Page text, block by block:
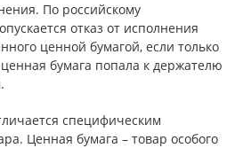
По российскому
отказ от исполнения
ценной бумагой, если только
бумага попала к держателю
специфическим
Ценная бумага – товар особого